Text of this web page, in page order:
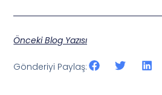
Önceki Blog Yazısı
Gönderiyi Paylaş: